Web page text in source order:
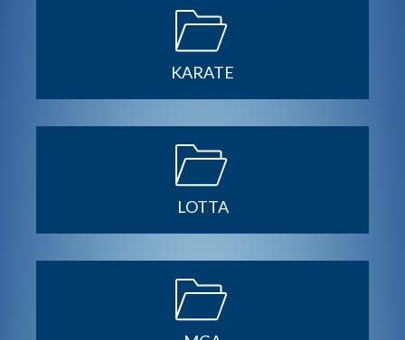
KARATE
LOTTA